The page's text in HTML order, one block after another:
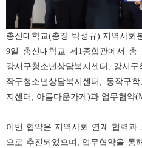
총신대학교(총장 박성규) 지역사회
9일 총신대학교 제1종합관에서 총
강서구청소년상담복지센터, 강서
작구청소년상담복지센터, 동작구
지센터, 아름다운가게)과 업무협약
이번 협약은 지역사회 연계 협력과
으로 추진되었으며, 업무협약을 통